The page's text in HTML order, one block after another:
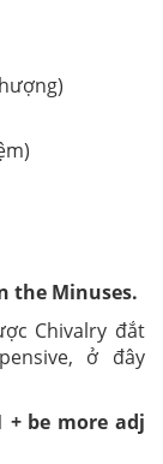
thượng)
the Minuses.
Chivalry đắt
ở đây
+ be more adj